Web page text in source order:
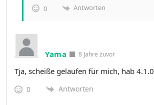
0 Antworten
Yama 8 Jahre zuvor
Tja, scheiße gelaufen für mich, hab 4.1.0
0 Antworten